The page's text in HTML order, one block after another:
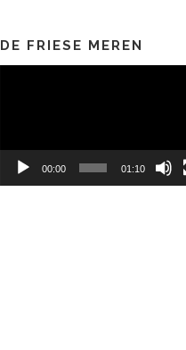
DE FRIESE MEREN
00:00 01:10